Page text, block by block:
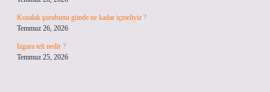
Kozalak şurubunu günde ne kadar içmeliyiz ?
Temmuz 26, 2026
Izgara teli nedir ?
Temmuz 25, 2026